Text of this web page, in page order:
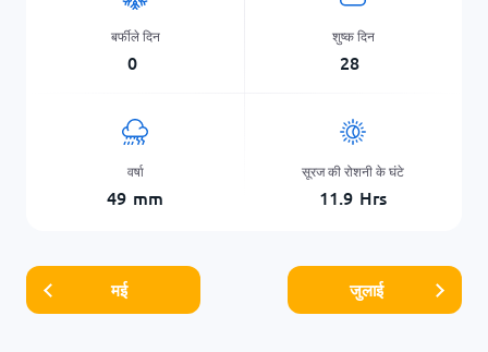
बर्फीले दिन
0
शुष्क दिन
28
वर्षा
49 mm
सूरज की रोशनी के घंटे
11.9 Hrs
मई जुलाई